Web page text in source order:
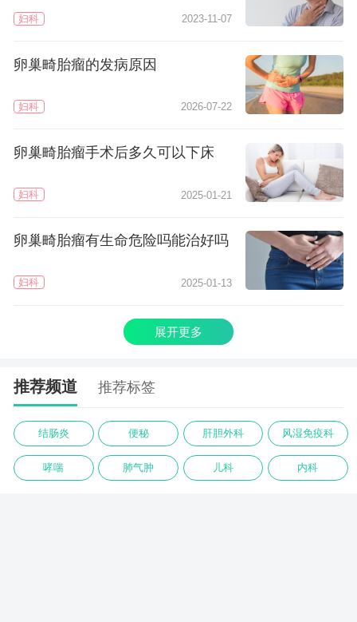
妇科 2023-11-07
卵巢畸胎瘤的发病原因
妇科 2026-07-22
卵巢畸胎瘤手术后多久可以下床
妇科 2025-01-21
卵巢畸胎瘤有生命危险吗能治好吗
妇科 2025-01-13
展开更多
推荐频道 推荐标签
结肠炎 便秘 肝胆外科 风湿免疫科
哮喘 肺气肿 儿科 内科